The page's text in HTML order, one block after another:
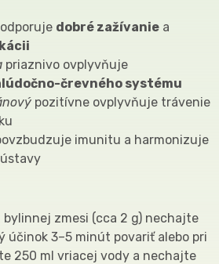
dobré zažívanie a
priaznivo ovplyvňuje
črevného systému
pozitívne ovplyvňuje trávenie
imunitu a harmonizuje
zmesi (cca 2 g) nechajte
účinok 3–5 minút povariť alebo pri
250 ml vriacej vody a nechajte